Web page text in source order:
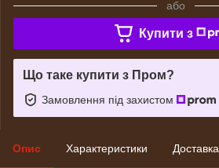
або
Купити з
Що таке купити з Пром?
Замовлення під захистом
Опис Характеристики Доставка